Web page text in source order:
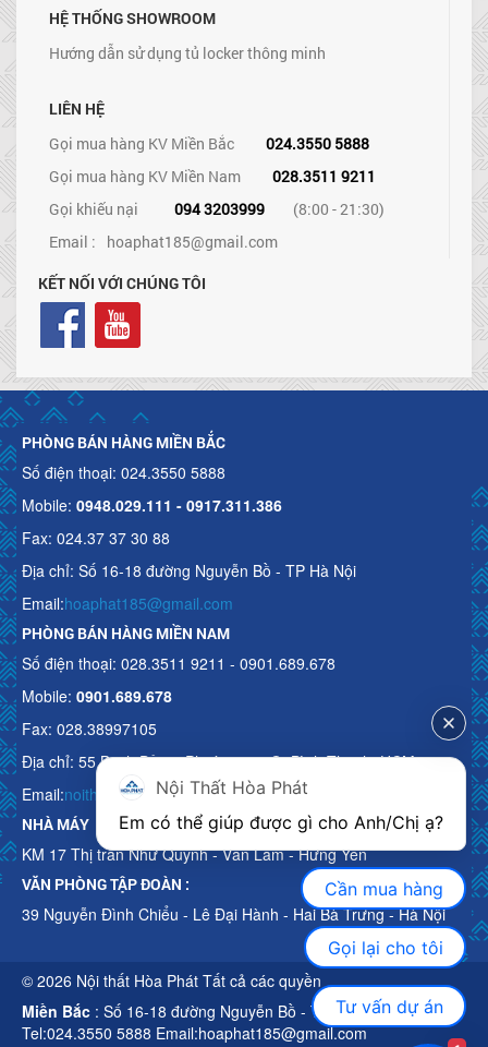
HỆ THỐNG SHOWROOM
Hướng dẫn sử dụng tủ locker thông minh
LIÊN HỆ
Gọi mua hàng KV Miền Bắc
024.3550 5888
Gọi mua hàng KV Miền Nam
028.3511 9211
Gọi khiếu nại
094 3203999
(8:00 - 21:30)
Email : hoaphat185@gmail.com
KẾT NỐI VỚI CHÚNG TÔI
PHÒNG BÁN HÀNG MIỀN BẮC
Số điện thoại: 024.3550 5888
Mobile: 0948.029.111 - 0917.311.386
Fax: 024.37 37 30 88
Địa chỉ: Số 16-18 đường Nguyễn Bồ - TP Hà Nội
Email:hoaphat185@gmail.com
PHÒNG BÁN HÀNG MIỀN NAM
Số điện thoại: 028.3511 9211 - 0901.689.678
Mobile: 0901.689.678
Fax: 028.38997105
Địa chỉ: 55 Bạch Đằng, Phường 15, Q. Bình Thạnh, HCM
Email:noithathoaphattot@gmail.com
NHÀ MÁY
KM 17 Thị trấn Như Quỳnh - Văn Lâm - Hưng Yên
VĂN PHÒNG TẬP ĐOÀN :
39 Nguyễn Đình Chiểu - Lê Đại Hành - Hai Bà Trưng - Hà Nội
© 2026 Nội thất Hòa Phát Tất cả các quyền
Miền Bắc : Số 16-18 đường Nguyễn Bồ - TP Hà Nội
Tel:024.3550 5888 Email:hoaphat185@gmail.com
Nội Thất Hòa Phát
Cần mua hàng
Gọi lại cho tôi
Tư vấn dự án